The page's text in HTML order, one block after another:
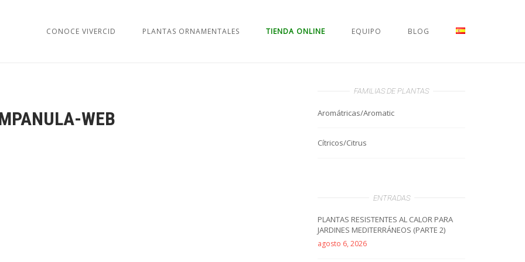
CONOCE VIVERCID PLANTAS ORNAMENTALES TIENDA ONLINE EQUIPO BLOG
WEB
FAMILIAS DE PLANTAS
Aromátricas/Aromatic
Cítricos/Citrus
ENTRADAS
PLANTAS RESISTENTES AL CALOR PARA
JARDINES MEDITERRÁNEOS (PARTE 2)
agosto 6, 2026